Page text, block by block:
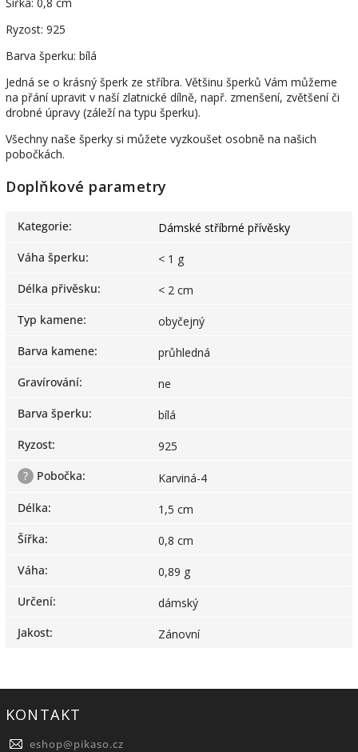
Šířka: 0,8 cm
Ryzost: 925
Barva šperku: bílá
Jedná se o krásný šperk ze stříbra. Většinu šperků Vám můžeme
na přání upravit v naší zlatnické dílně, např. zmenšení, zvětšení či
drobné úpravy (záleží na typu šperku).
Všechny naše šperky si můžete vyzkoušet osobně na našich
pobočkách.
Doplňkové parametry
Kategorie:
Dámské stříbrné přívěsky
Váha šperku:
< 1 g
Délka přivěsku:
< 2 cm
Typ kamene:
obyčejný
Barva kamene:
průhledná
Gravírování:
ne
Barva šperku:
bílá
Ryzost:
925
?
Pobočka:
Karviná-4
Délka:
1,5 cm
Šířka:
0,8 cm
Váha:
0,89 g
Určení:
dámský
Jakost: Zánovní
KONTAKT
eshop@pikaso.cz